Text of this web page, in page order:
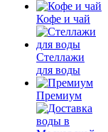
Кофе и чай
Стеллажи
для воды
Премиум